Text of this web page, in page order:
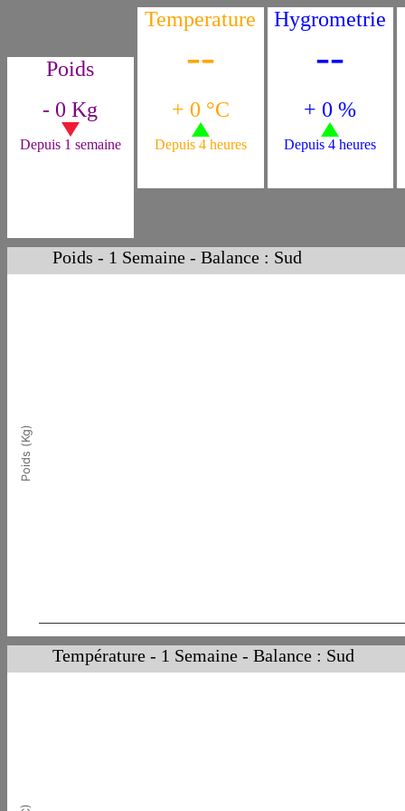
Poids
- 0 Kg
Depuis 1 semaine
Temperature
--
+ 0 °C
Depuis 4 heures
Hygrometrie
--
+ 0 %
Depuis 4 heures
Poids - 1 Semaine - Balance : Sud
Poids (Kg)
Température - 1 Semaine - Balance : Sud